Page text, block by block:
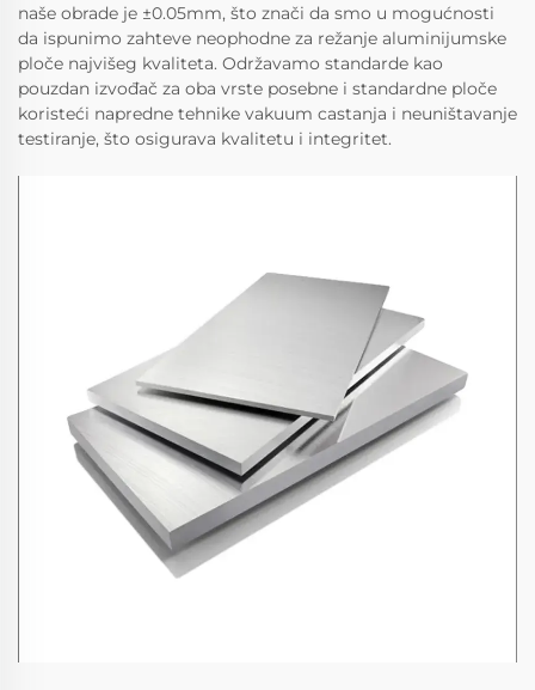
naše obrade je ±0.05mm, što znači da smo u mogućnosti
da ispunimo zahteve neophodne za režanje aluminijumske
ploče najvišeg kvaliteta. Održavamo standarde kao
pouzdan izvođač za oba vrste posebne i standardne ploče
koristeći napredne tehnike vakuum castanja i neuništavanje
testiranje, što osigurava kvalitetu i integritet.